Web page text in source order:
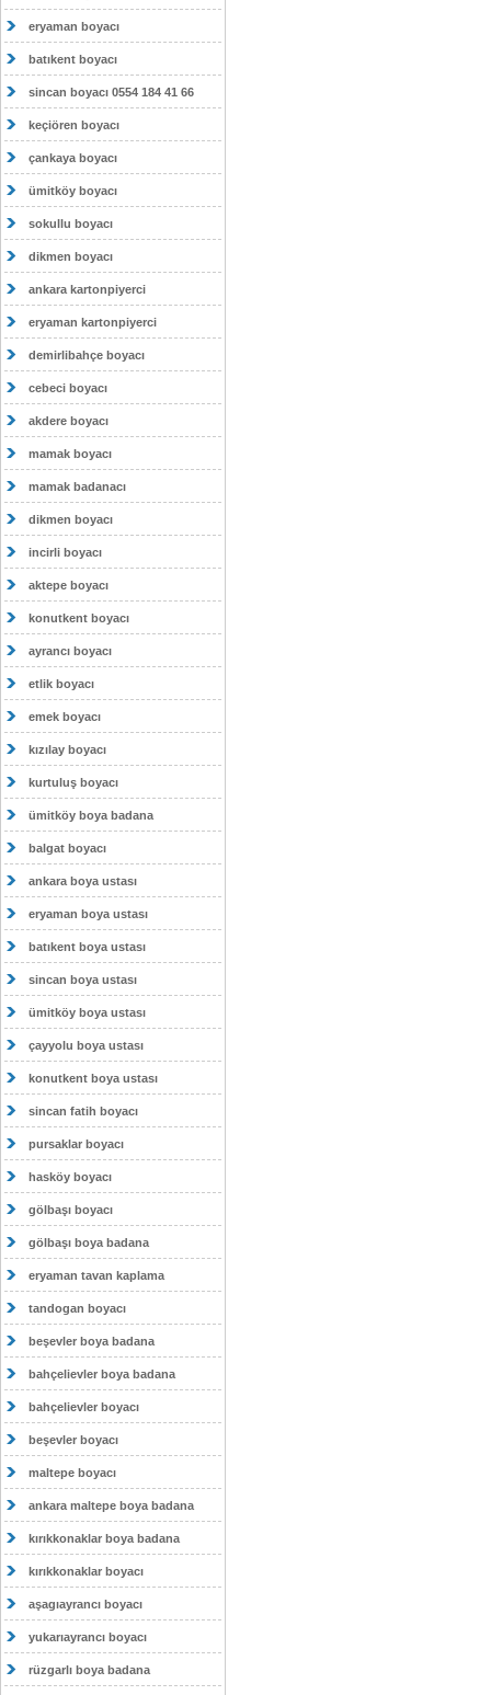
eryaman boyacı
batıkent boyacı
sincan boyacı 0554 184 41 66
keçiören boyacı
çankaya boyacı
ümitköy boyacı
sokullu boyacı
dikmen boyacı
ankara kartonpiyerci
eryaman kartonpiyerci
demirlibahçe boyacı
cebeci boyacı
akdere boyacı
mamak boyacı
mamak badanacı
dikmen boyacı
incirli boyacı
aktepe boyacı
konutkent boyacı
ayrancı boyacı
etlik boyacı
emek boyacı
kızılay boyacı
kurtuluş boyacı
ümitköy boya badana
balgat boyacı
ankara boya ustası
eryaman boya ustası
batıkent boya ustası
sincan boya ustası
ümitköy boya ustası
çayyolu boya ustası
konutkent boya ustası
sincan fatih boyacı
pursaklar boyacı
hasköy boyacı
gölbaşı boyacı
gölbaşı boya badana
eryaman tavan kaplama
tandogan boyacı
beşevler boya badana
bahçelievler boya badana
bahçelievler boyacı
beşevler boyacı
maltepe boyacı
ankara maltepe boya badana
kırıkkonaklar boya badana
kırıkkonaklar boyacı
aşagıayrancı boyacı
yukarıayrancı boyacı
rüzgarlı boya badana